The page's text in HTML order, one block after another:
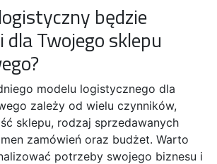
będzie
Twojego sklepu
modelu logistycznego dla
zależy od wielu czynników,
sklepu, rodzaj sprzedawanych
zamówień oraz budżet. Warto
potrzeby swojego biznesu i